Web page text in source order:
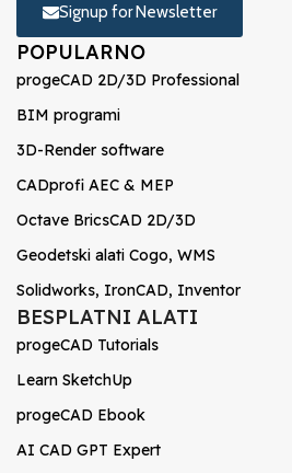
Signup for Newsletter
POPULARNO
progeCAD 2D/3D Professional
BIM programi
3D-Render software
CADprofi AEC & MEP
Octave BricsCAD 2D/3D
Geodetski alati Cogo, WMS
Solidworks, IronCAD, Inventor
BESPLATNI ALATI
progeCAD Tutorials
Learn SketchUp
progeCAD Ebook
AI CAD GPT Expert